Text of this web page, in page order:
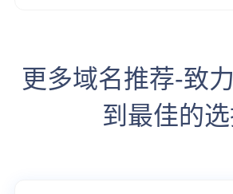
更多域名推荐-致
到最佳的